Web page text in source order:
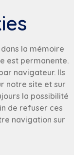
la mémoire
est permanente.
navigateur. Ils
notre site et sur
la possibilité
de refuser ces
navigation sur